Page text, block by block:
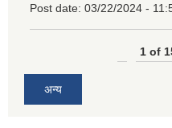
Post date: 03/22/2024 -
1 of
अन्य